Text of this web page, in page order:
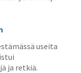
useita
ja retkiä.